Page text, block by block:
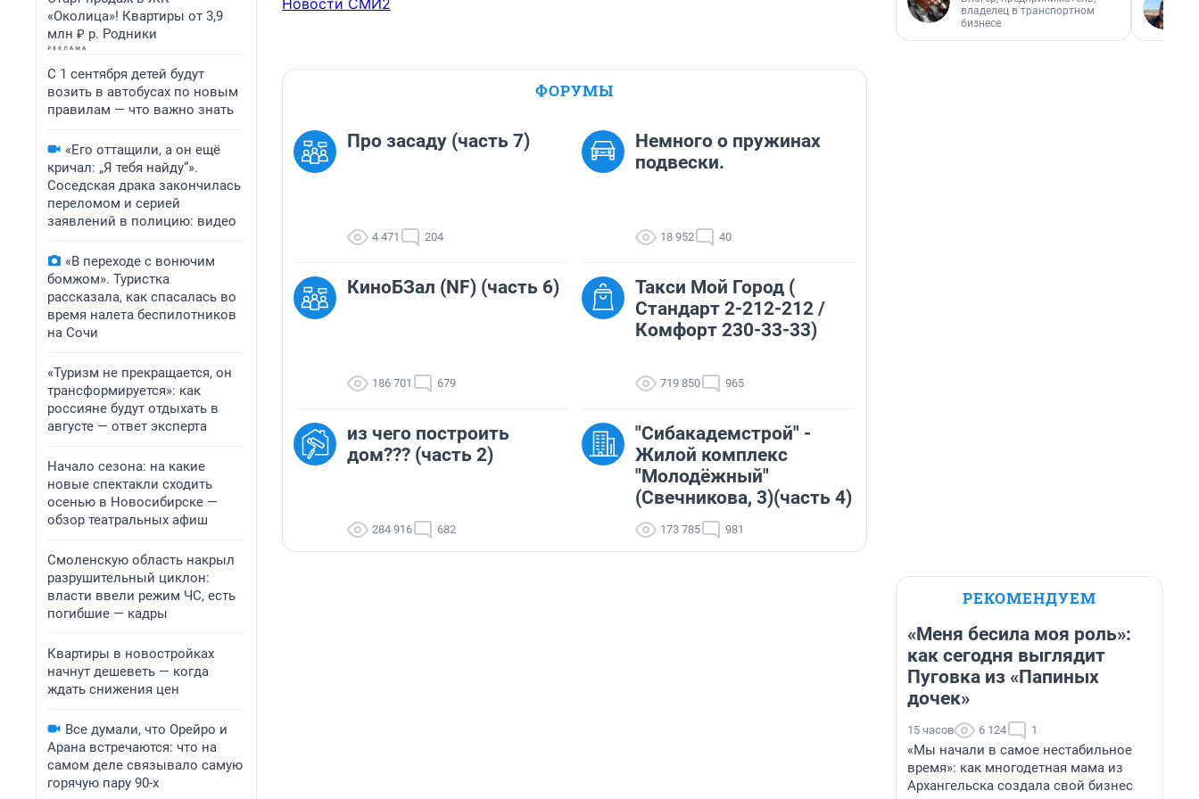
«Околица»! Квартиры от 3,9
млн ₽ р. Родники
С 1 сентября детей будут
возить в автобусах по новым
правилам — что важно знать
«Его оттащили, а он ещё
кричал: „Я тебя найду“».
Соседская драка закончилась
переломом и серией
заявлений в полицию: видео
«В переходе с вонючим
бомжом». Туристка
рассказала, как спасалась во
время налета беспилотников
на Сочи
«Туризм не прекращается, он
трансформируется»: как
россияне будут отдыхать в
августе — ответ эксперта
Начало сезона: на какие
новые спектакли сходить
осенью в Новосибирске —
обзор театральных афиш
Смоленскую область накрыл
разрушительный циклон:
власти ввели режим ЧС, есть
погибшие — кадры
Квартиры в новостройках
начнут дешеветь — когда
ждать снижения цен
Все думали, что Орейро и
Арана встречаются: что на
самом деле связывало самую
горячую пару 90-х
Новости СМИ2
ФОРУМЫ
Про засаду (часть 7)
4 471 204
Немного о пружинах
подвески.
18 952 40
КиноБЗал (NF) (часть 6)
186 701 679
Такси Мой Город (
Стандарт 2-212-212 /
Комфорт 230-33-33)
719 850 965
из чего построить
дом??? (часть 2)
284 916 682
"Сибакадемстрой" -
Жилой комплекс
"Молодёжный"
(Свечникова, 3)(часть 4)
173 785 981
владелец в транспортном
бизнесе
РЕКОМЕНДУЕМ
«Меня бесила моя роль»:
как сегодня выглядит
Пуговка из «Папиных
дочек»
15 часов 6 124 1
«Мы начали в самое нестабильное
время»: как многодетная мама из
Архангельска создала свой бизнес